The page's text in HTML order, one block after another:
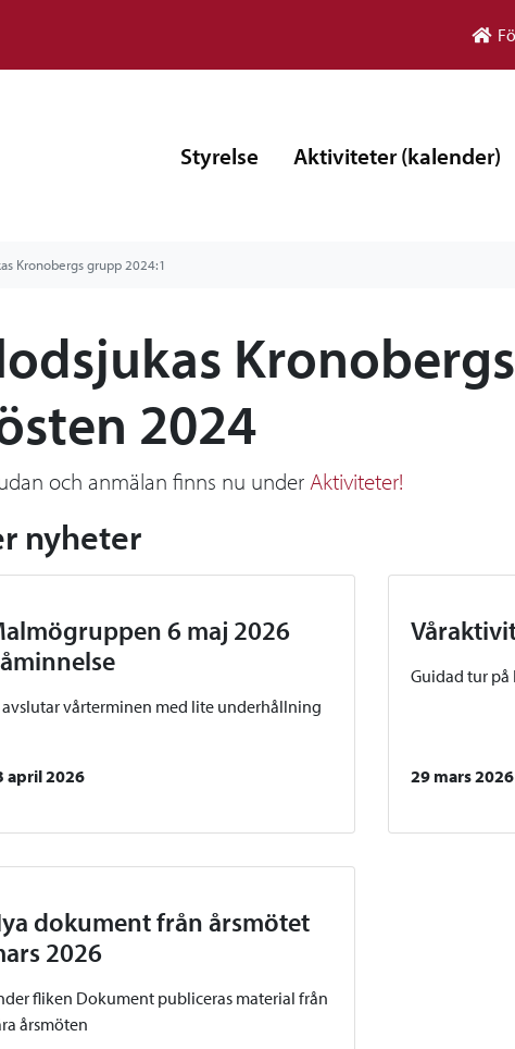
Styrelse Aktiviteter (kalender)
Kronobergs grupp 2024:1
2024
och anmälan finns nu under Aktiviteter!
nyheter
6 maj 2026
avslutar vårterminen med lite underhållning
april 2026
Guidad tur
29 mars 2026
dokument från årsmötet
2026
fliken Dokument publiceras material från
årsmöten